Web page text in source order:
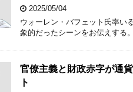
2025/05/04
ウォーレン・バフェット氏率い
象的だったシーンをお伝えする。
官僚主義と財政赤字が通
ト